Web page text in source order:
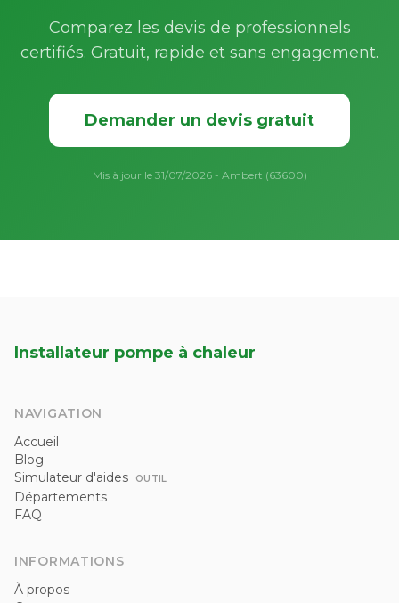
Comparez les devis de professionnels
certifiés. Gratuit, rapide et sans engagement.
Demander un devis gratuit
Mis à jour le 31/07/2026 - Ambert (63600)
Installateur pompe à chaleur
NAVIGATION
Accueil
Blog
Simulateur d'aides
OUTIL
Départements
FAQ
INFORMATIONS
À propos